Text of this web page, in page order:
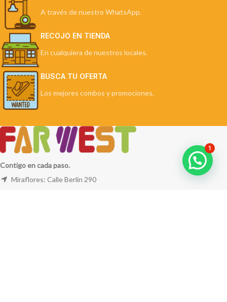
A través de nuestro WhatsApp.
RECOJO EN TIENDA
En cualquiera de nuestros locales.
BUSCA TU OFERTA
Los mejores combos y promociones.
Contigo en cada paso.
Miraflores: Calle Berlín 290
1